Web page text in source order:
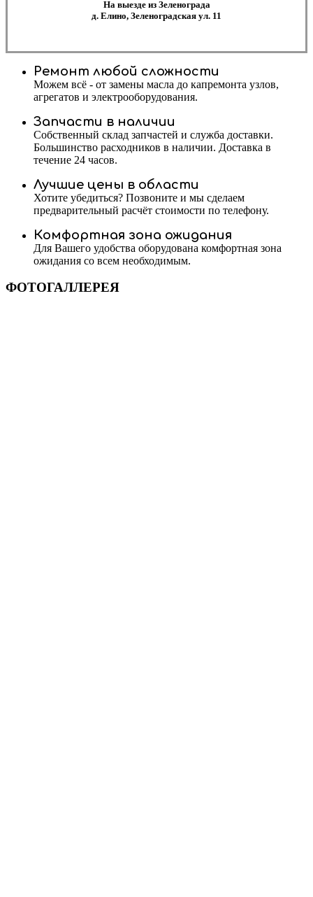
На выезде из Зеленограда
д. Елино, Зеленоградская ул. 11
Ремонт любой сложности
Можем всё - от замены масла до капремонта узлов,
агрегатов и электрооборудования.
Запчасти в наличии
Собственный склад запчастей и служба доставки.
Большинство расходников в наличии. Доставка в
течение 24 часов.
Лучшие цены в области
Хотите убедиться? Позвоните и мы сделаем
предварительный расчёт стоимости по телефону.
Комфортная зона ожидания
Для Вашего удобства оборудована комфортная зона
ожидания со всем необходимым.
ФОТОГАЛЛЕРЕЯ